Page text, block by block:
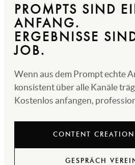
PROMPTS SIND
ANFANG.
ERGEBNISSE
JOB.
Wenn aus dem Prompt echte
konsistent über alle Kanäle
Kostenlos anfangen,
CONTENT
GESPRÄCH